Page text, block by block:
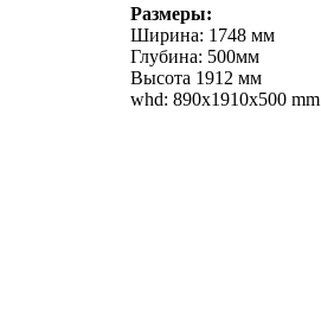
Размеры:
Ширина: 1748 мм
Глубина: 500мм
Высота 1912 мм
whd: 890x1910x500 mm